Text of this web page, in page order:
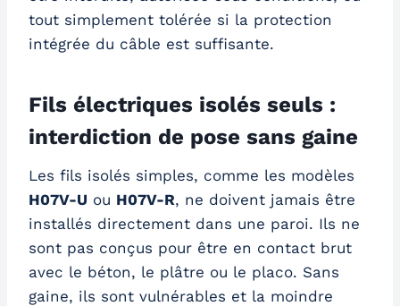
tout simplement tolérée si la protection
intégrée du câble est suffisante.
Fils électriques isolés seuls :
interdiction de pose sans gaine
Les fils isolés simples, comme les modèles
H07V-U ou H07V-R, ne doivent jamais être
installés directement dans une paroi. Ils ne
sont pas conçus pour être en contact brut
avec le béton, le plâtre ou le placo. Sans
gaine, ils sont vulnérables et la moindre